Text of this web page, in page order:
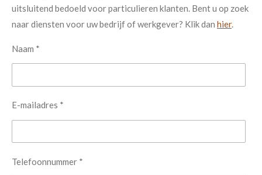
uitsluitend bedoeld voor particulieren klanten. Bent u op zoek
naar diensten voor uw bedrijf of werkgever? Klik dan hier.
Naam *
E-mailadres *
Telefoonnummer *